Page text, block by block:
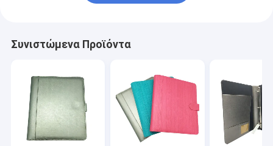
Συνιστώμενα Προϊόντα